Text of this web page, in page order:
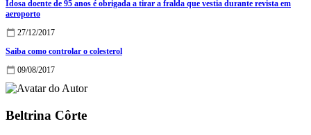
Idosa doente de 95 anos é obrigada a tirar a fralda que vestia durante revista em
aeroporto
27/12/2017
Saiba como controlar o colesterol
09/08/2017
Beltrina Côrte